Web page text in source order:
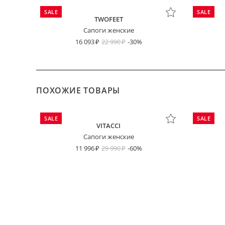
SALE
TWOFEET
Сапоги женские
16 093
22 990 -30%
SALE
ПОХОЖИЕ ТОВАРЫ
SALE
VITACCI
Сапоги женские
11 996
29 990 -60%
SALE